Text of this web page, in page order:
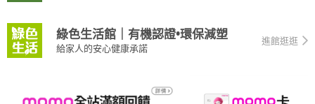
綠色生活館｜有機認證•環保減塑
給家人的安心健康承諾
進館逛逛